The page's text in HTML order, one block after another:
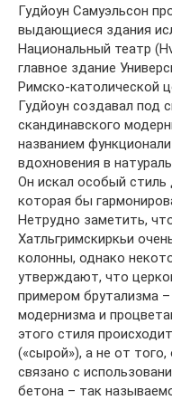
Гудйоун Самуэльсон
выдающиеся здания
Национальный театр
главное здание
Римско-католической
Гудйоун создавал под
скандинавского
названием
вдохновения в
Он искал особый стиль
которая бы
Нетрудно заметить,
Хатльгримскиркьи
колонны, однако
утверждают, что
примером брутализма
модернизма и
этого стиля
(«сырой»), а не от
связано с
бетона – так